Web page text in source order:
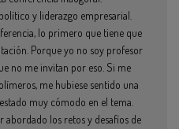
y liderazgo empresarial.
lo primero que tiene que
Porque yo no soy profesor
no me invitan por eso. Si me
me hubiese sentido una
muy cómodo en el tema.
abordado los retos y desafíos de